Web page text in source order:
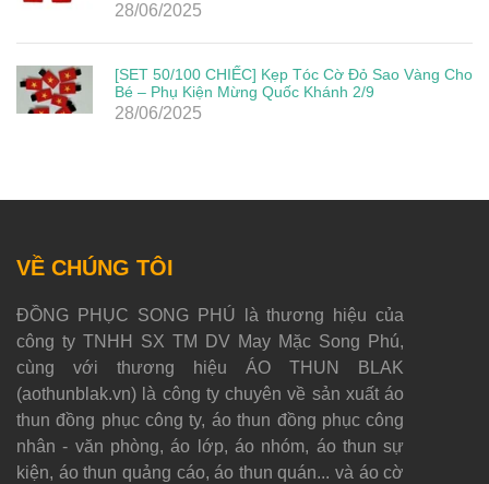
28/06/2025
[SET 50/100 CHIẾC] Kẹp Tóc Cờ Đỏ Sao Vàng Cho
Bé – Phụ Kiện Mừng Quốc Khánh 2/9
28/06/2025
VỀ CHÚNG TÔI
ĐỒNG PHỤC SONG PHÚ là thương hiệu của
công ty TNHH SX TM DV May Mặc Song Phú,
cùng với thương hiệu ÁO THUN BLAK
(aothunblak.vn) là công ty chuyên về sản xuất áo
thun đồng phục công ty, áo thun đồng phục công
nhân - văn phòng, áo lớp, áo nhóm, áo thun sự
kiện, áo thun quảng cáo, áo thun quán... và áo cờ